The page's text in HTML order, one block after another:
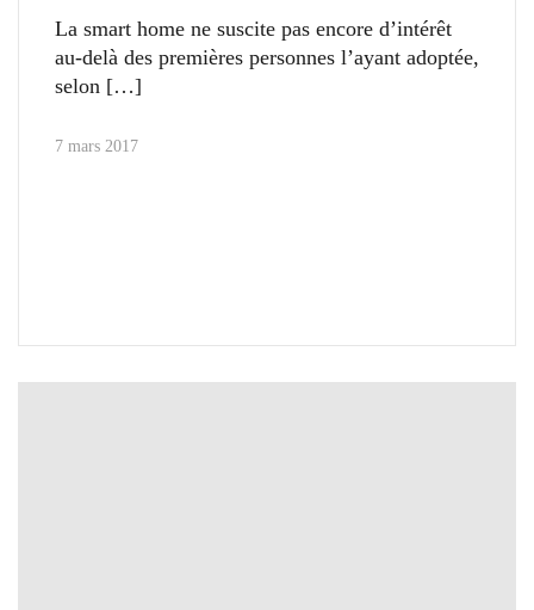
La smart home ne suscite pas encore d’intérêt
au-delà des premières personnes l’ayant adoptée,
selon
7 mars 2017